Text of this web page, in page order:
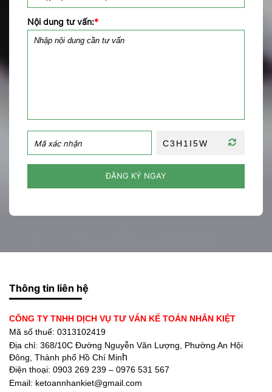
Nội dung tư vấn:*
ĐĂNG KÝ NGAY
Thông tin liên hệ
CÔNG TY TNHH DỊCH VỤ TƯ VẤN KẾ TOÁN NHÂN KIỆT
Mã số thuế: 0313102419
Địa chỉ: 368/10C Đường Nguyễn Văn Lượng, Phường An Hội
Đông, Thành phố Hồ Chí Minh
Điện thoại: 0903 269 239 – 0976 531 567
Email: ketoannhankiet@gmail.com